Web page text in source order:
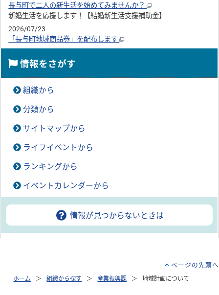
長与町で二人の新生活を始めてみませんか？
新婚生活を応援します！【結婚新生活支援補助金】
2026/07/23
「長与町地域商品券」を配布します
情報をさがす
組織から
分類から
サイトマップから
ライフイベントから
ランキングから
イベントカレンダーから
情報が見つからないときは
ページの先頭へ
ホーム 組織から探す 産業振興課 地域計画について